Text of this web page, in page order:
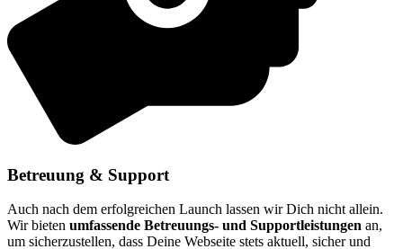
Betreuung & Support
Auch nach dem erfolgreichen Launch lassen wir Dich nicht allein.
Wir bieten umfassende Betreuungs- und Supportleistungen an,
um sicherzustellen, dass Deine Webseite stets aktuell, sicher und